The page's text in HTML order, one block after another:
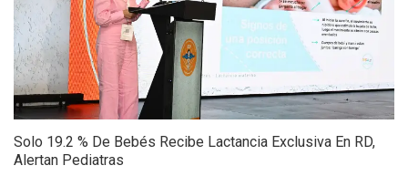
Solo 19.2 % De Bebés Recibe Lactancia Exclusiva En RD,
Alertan Pediatras